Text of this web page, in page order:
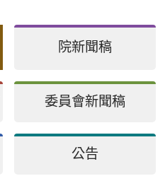
院新聞稿
委員會新聞稿
公告